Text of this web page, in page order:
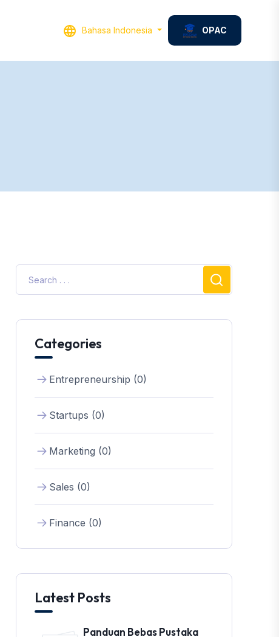
Bahasa Indonesia OPAC
Categories
Entrepreneurship (0)
Startups (0)
Marketing (0)
Sales (0)
Finance (0)
Latest Posts
Panduan Bebas Pustaka